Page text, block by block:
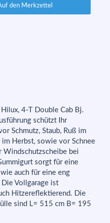
den Merkzettel
4-T Double Cab Bj.
schützt Ihr
Schmutz, Staub, Ruß im
Herbst, sowie vor Schnee
Windschutzscheibe bei
sorgt für eine
auch für eine eng
Die Vollgarage ist
Hitzereflektierend. Die
sind L= 515 cm B= 195